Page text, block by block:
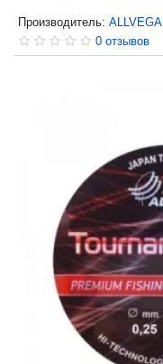
Производитель: ALLVEGA
0 отзывов